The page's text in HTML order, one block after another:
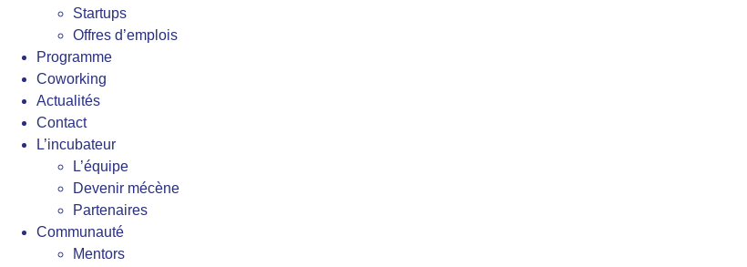
Startups
Offres d’emplois
Programme
Coworking
Actualités
Contact
L’incubateur
L’équipe
Devenir mécène
Partenaires
Communauté
Mentors